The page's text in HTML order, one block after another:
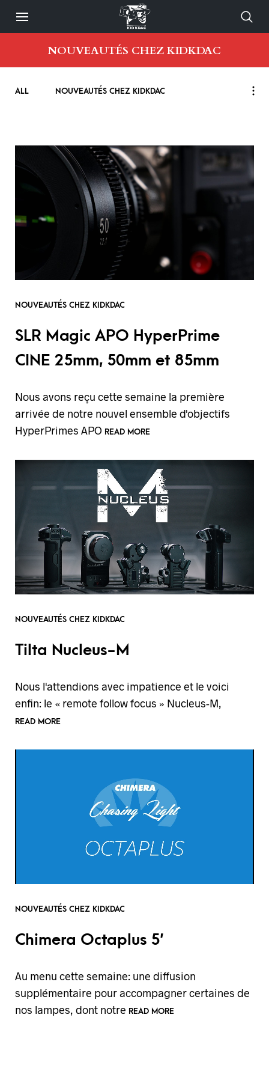
NOUVEAUTÉS CHEZ KIDKDAC
ALL NOUVEAUTÉS CHEZ KIDKDAC
NOUVEAUTÉS CHEZ KIDKDAC
SLR Magic APO HyperPrime
CINE 25mm, 50mm et 85mm
Nous avons reçu cette semaine la première
arrivée de notre nouvel ensemble d'objectifs
HyperPrimes APO READ MORE
NOUVEAUTÉS CHEZ KIDKDAC
Tilta Nucleus-M
Nous l'attendions avec impatience et le voici
enfin: le « remote follow focus » Nucleus-M,
READ MORE
NOUVEAUTÉS CHEZ KIDKDAC
Chimera Octaplus 5′
Au menu cette semaine: une diffusion
supplémentaire pour accompagner certaines de
nos lampes, dont notre READ MORE